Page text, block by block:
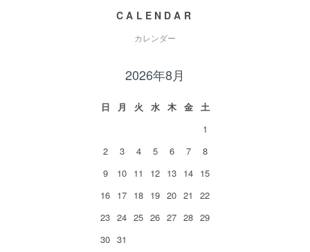
CALENDAR
カレンダー
2026年8月
日 月 火 水 木 金
土
1
2
3 4 5 6 7
8
9
10 11 12 13 14 15
16 17 18 19 20 21
22
23 24 25 26 27 28 29
30 31